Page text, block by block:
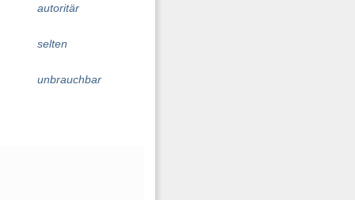
autoritär
selten
unbrauchbar